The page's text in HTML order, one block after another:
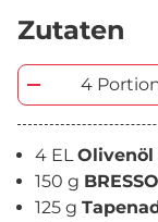
Zutaten
4
4 EL
150 g
125 g